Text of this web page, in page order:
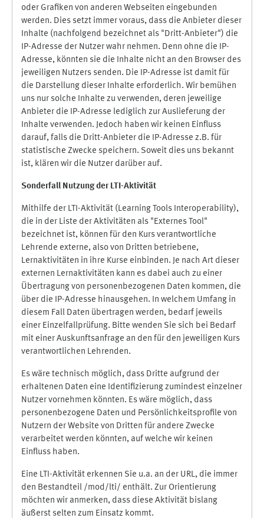
oder Grafiken von anderen Webseiten eingebunden
werden. Dies setzt immer voraus, dass die Anbieter dieser
Inhalte (nachfolgend bezeichnet als "Dritt-Anbieter") die
IP-Adresse der Nutzer wahr nehmen. Denn ohne die IP-
Adresse, könnten sie die Inhalte nicht an den Browser des
jeweiligen Nutzers senden. Die IP-Adresse ist damit für
die Darstellung dieser Inhalte erforderlich. Wir bemühen
uns nur solche Inhalte zu verwenden, deren jeweilige
Anbieter die IP-Adresse lediglich zur Auslieferung der
Inhalte verwenden. Jedoch haben wir keinen Einfluss
darauf, falls die Dritt-Anbieter die IP-Adresse z.B. für
statistische Zwecke speichern. Soweit dies uns bekannt
ist, klären wir die Nutzer darüber auf.
Sonderfall Nutzung der LTI-Aktivität
Mithilfe der LTI-Aktivität (Learning Tools Interoperability),
die in der Liste der Aktivitäten als "Externes Tool"
bezeichnet ist, können für den Kurs verantwortliche
Lehrende externe, also von Dritten betriebene,
Lernaktivitäten in ihre Kurse einbinden. Je nach Art dieser
externen Lernaktivitäten kann es dabei auch zu einer
Übertragung von personenbezogenen Daten kommen, die
über die IP-Adresse hinausgehen. In welchem Umfang in
diesem Fall Daten übertragen werden, bedarf jeweils
einer Einzelfallprüfung. Bitte wenden Sie sich bei Bedarf
mit einer Auskunftsanfrage an den für den jeweiligen Kurs
verantwortlichen Lehrenden.
Es wäre technisch möglich, dass Dritte aufgrund der
erhaltenen Daten eine Identifizierung zumindest einzelner
Nutzer vornehmen könnten. Es wäre möglich, dass
personenbezogene Daten und Persönlichkeitsprofile von
Nutzern der Website von Dritten für andere Zwecke
verarbeitet werden könnten, auf welche wir keinen
Einfluss haben.
Eine LTI-Aktivität erkennen Sie u.a. an der URL, die immer
den Bestandteil /mod/lti/ enthält. Zur Orientierung
möchten wir anmerken, dass diese Aktivität bislang
äußerst selten zum Einsatz kommt.